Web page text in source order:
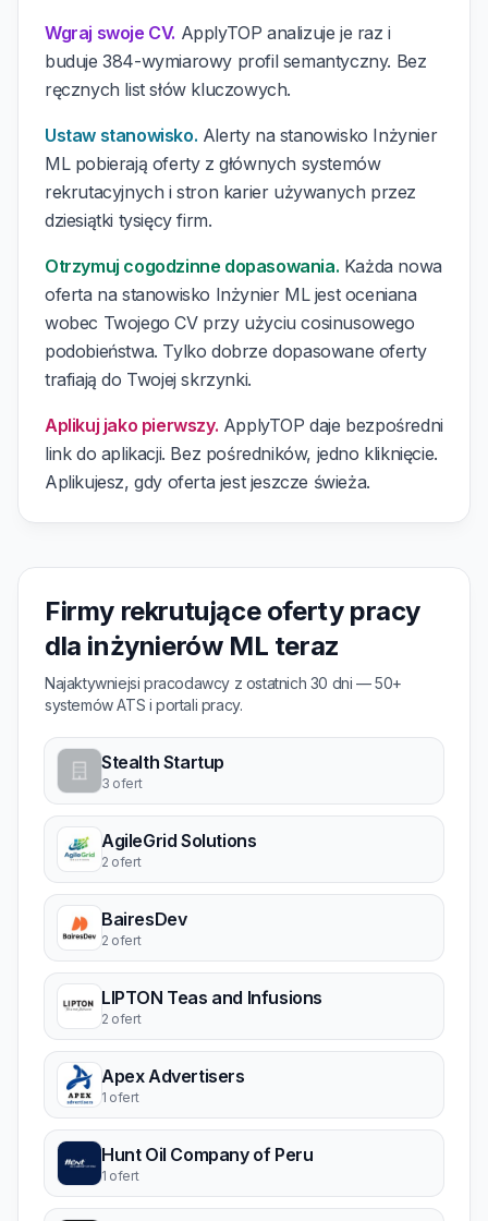
Wgraj swoje CV. ApplyTOP analizuje je raz i
buduje 384-wymiarowy profil semantyczny. Bez
ręcznych list słów kluczowych.
Ustaw stanowisko. Alerty na stanowisko Inżynier
ML pobierają oferty z głównych systemów
rekrutacyjnych i stron karier używanych przez
dziesiątki tysięcy firm.
Otrzymuj cogodzinne dopasowania. Każda nowa
oferta na stanowisko Inżynier ML jest oceniana
wobec Twojego CV przy użyciu cosinusowego
podobieństwa. Tylko dobrze dopasowane oferty
trafiają do Twojej skrzynki.
Aplikuj jako pierwszy. ApplyTOP daje bezpośredni
link do aplikacji. Bez pośredników, jedno kliknięcie.
Aplikujesz, gdy oferta jest jeszcze świeża.
Firmy rekrutujące oferty pracy
dla inżynierów ML teraz
Najaktywniejsi pracodawcy z ostatnich 30 dni — 50+
systemów ATS i portali pracy.
Stealth Startup
3 ofert
AgileGrid Solutions
2 ofert
BairesDev
2 ofert
LIPTON Teas and Infusions
2 ofert
Apex Advertisers
1 ofert
Hunt Oil Company of Peru
1 ofert